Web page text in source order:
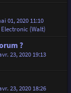
01, 2020 11:10
(Walt)
?
23, 2020 19:13
23, 2020 18:26